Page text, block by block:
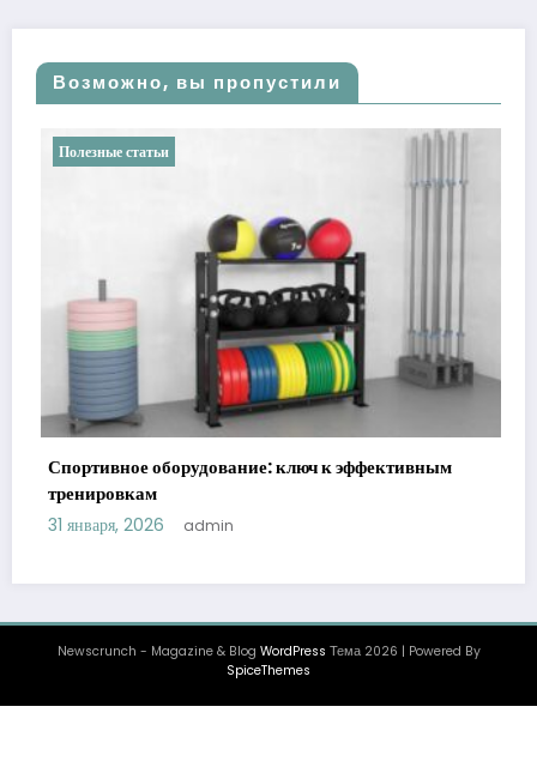
Возможно, вы пропустили
Уход за животными у ветеринара: виды,
22 декабря, 2025
Newscrunch - Magazine & Blog WordPress Тема 2026 | Powered By
SpiceThemes